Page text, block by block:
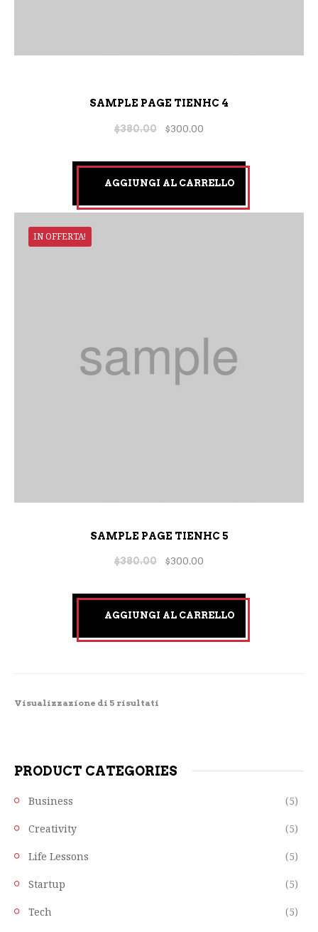
SAMPLE PAGE TIENHC 4
$380.00 $300.00
AGGIUNGI AL CARRELLO
IN OFFERTA!
SAMPLE PAGE TIENHC 5
$380.00 $300.00
AGGIUNGI AL CARRELLO
Visualizzazione di 5 risultati
PRODUCT CATEGORIES
Business (5)
Creativity (5)
Life Lessons (5)
Startup (5)
Tech (5)